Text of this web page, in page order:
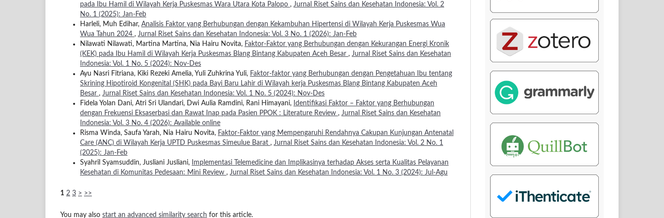
pada Ibu Hamil di Wilayah Kerja Puskesmas Wara Utara Kota Palopo , Jurnal Riset Sains dan Kesehatan Indonesia: Vol. 2
No. 1 (2025): Jan-Feb
Harleli, Muh Edihar, Analisis Faktor yang Berhubungan dengan Kekambuhan Hipertensi di Wilayah Kerja Puskesmas Wua
Wua Tahun 2024 , Jurnal Riset Sains dan Kesehatan Indonesia: Vol. 3 No. 1 (2026): Jan-Feb
Nilawati Nilawati, Martina Martina, Nia Hairu Novita, Faktor-Faktor yang Berhubungan dengan Kekurangan Energi Kronik
(KEK) pada Ibu Hamil di Wilayah Kerja Puskesmas Blang Bintang Kabupaten Aceh Besar , Jurnal Riset Sains dan Kesehatan
Indonesia: Vol. 1 No. 5 (2024): Nov-Des
Ayu Nasri Fitriana, Kiki Rezeki Amelia, Yuli Zuhkrina Yuli, Faktor-faktor yang Berhubungan dengan Pengetahuan Ibu tentang
Skrining Hipotiroid Kongenital (SHK) pada Bayi Baru Lahir di Wilayah kerja Puskesmas Blang Bintang Kabupaten Aceh
Besar , Jurnal Riset Sains dan Kesehatan Indonesia: Vol. 1 No. 5 (2024): Nov-Des
Fidela Yolan Dani, Atri Sri Ulandari, Dwi Aulia Ramdini, Rani Himayani, Identifikasi Faktor – Faktor yang Berhubungan
dengan Frekuensi Eksaserbasi dan Rawat Inap pada Pasien PPOK : Literature Review , Jurnal Riset Sains dan Kesehatan
Indonesia: Vol. 3 No. 4 (2026): Available online
Risma Winda, Saufa Yarah, Nia Hairu Novita, Faktor-Faktor yang Mempengaruhi Rendahnya Cakupan Kunjungan Antenatal
Care (ANC) di Wilayah Kerja UPTD Puskesmas Simeulue Barat , Jurnal Riset Sains dan Kesehatan Indonesia: Vol. 2 No. 1
(2025): Jan-Feb
Syahril Syamsuddin, Jusliani Jusliani,
Implementasi Telemedicine dan Implikasinya terhadap Akses serta Kualitas Pelayanan
Kesehatan di Komunitas Pedesaan: Mini Review , Jurnal Riset Sains dan Kesehatan Indonesia: Vol. 1 No. 3 (2024): Jul-Agu
1 2 3 > >>
You may also start an advanced similarity search for this article.